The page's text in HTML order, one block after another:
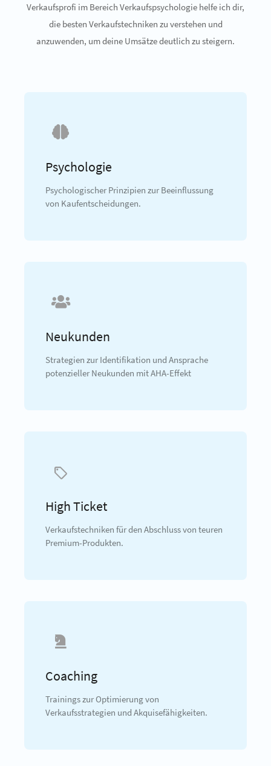
Verkaufsprofi im Bereich Verkaufspsychologie helfe ich dir,
die besten Verkaufstechniken zu verstehen und
anzuwenden, um deine Umsätze deutlich zu steigern.
Psychologie
Psychologischer Prinzipien zur Beeinflussung
von Kaufentscheidungen.
Neukunden
Strategien zur Identifikation und Ansprache
potenzieller Neukunden mit AHA-Effekt
High Ticket
Verkaufstechniken für den Abschluss von teuren
Premium-Produkten.
Coaching
Trainings zur Optimierung von
Verkaufsstrategien und Akquisefähigkeiten.